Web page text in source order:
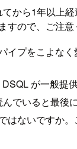
から1年以上
ので、ご注意
イプをこよなく
が一般提
んでいると最後
はないですか。